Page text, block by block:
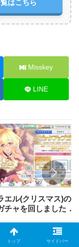
はこちら
Misskey
LINE
エル(クリスマス)のた
チャを回しました．
トップ サイドバー